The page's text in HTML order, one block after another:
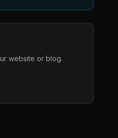
website or blog.